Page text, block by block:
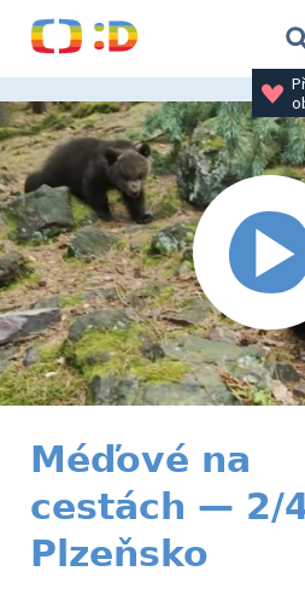
Méďové na
cestách — 2/
Plzeňsko